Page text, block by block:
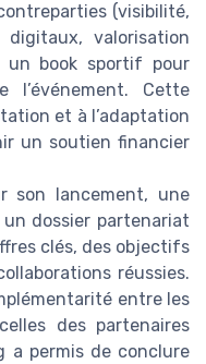
(visibilité,
valorisation
book sportif pour
Cette
et à l’adaptation
un soutien financier
son lancement, une
dossier partenariat
clés, des objectifs
réussies.
entre les
des partenaires
a permis de conclure